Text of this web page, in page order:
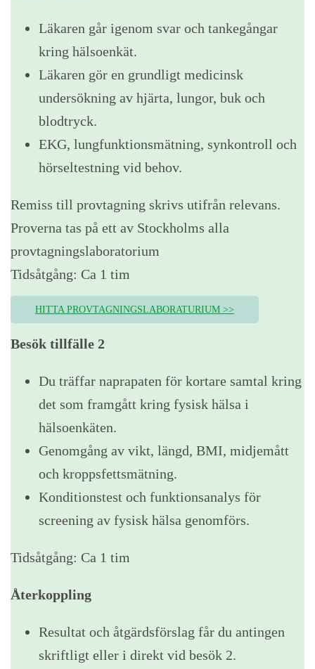
Läkaren går igenom svar och tankegångar
kring hälsoenkät.
Läkaren gör en grundligt medicinsk
undersökning av hjärta, lungor, buk och
blodtryck.
EKG, lungfunktionsmätning, synkontroll och
hörseltestning vid behov.
Remiss till provtagning skrivs utifrån relevans.
Proverna tas på ett av Stockholms alla
provtagningslaboratorium
Tidsåtgång: Ca 1 tim
HITTA PROVTAGNINGSLABORATURIUM >>
Besök tillfälle 2
Du träffar naprapaten för kortare samtal kring
det som framgått kring fysisk hälsa i
hälsoenkäten.
Genomgång av vikt, längd, BMI, midjemått
och kroppsfettsmätning.
Konditionstest och funktionsanalys för
screening av fysisk hälsa genomförs.
Tidsåtgång: Ca 1 tim
Återkoppling
Resultat och åtgärdsförslag får du antingen
skriftligt eller i direkt vid besök 2.